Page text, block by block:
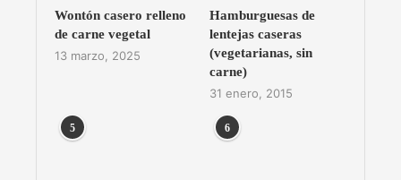
Wontón casero relleno
de carne vegetal
13 marzo, 2025
Hamburguesas de
lentejas caseras
(vegetarianas, sin
carne)
31 enero, 2015
5 6